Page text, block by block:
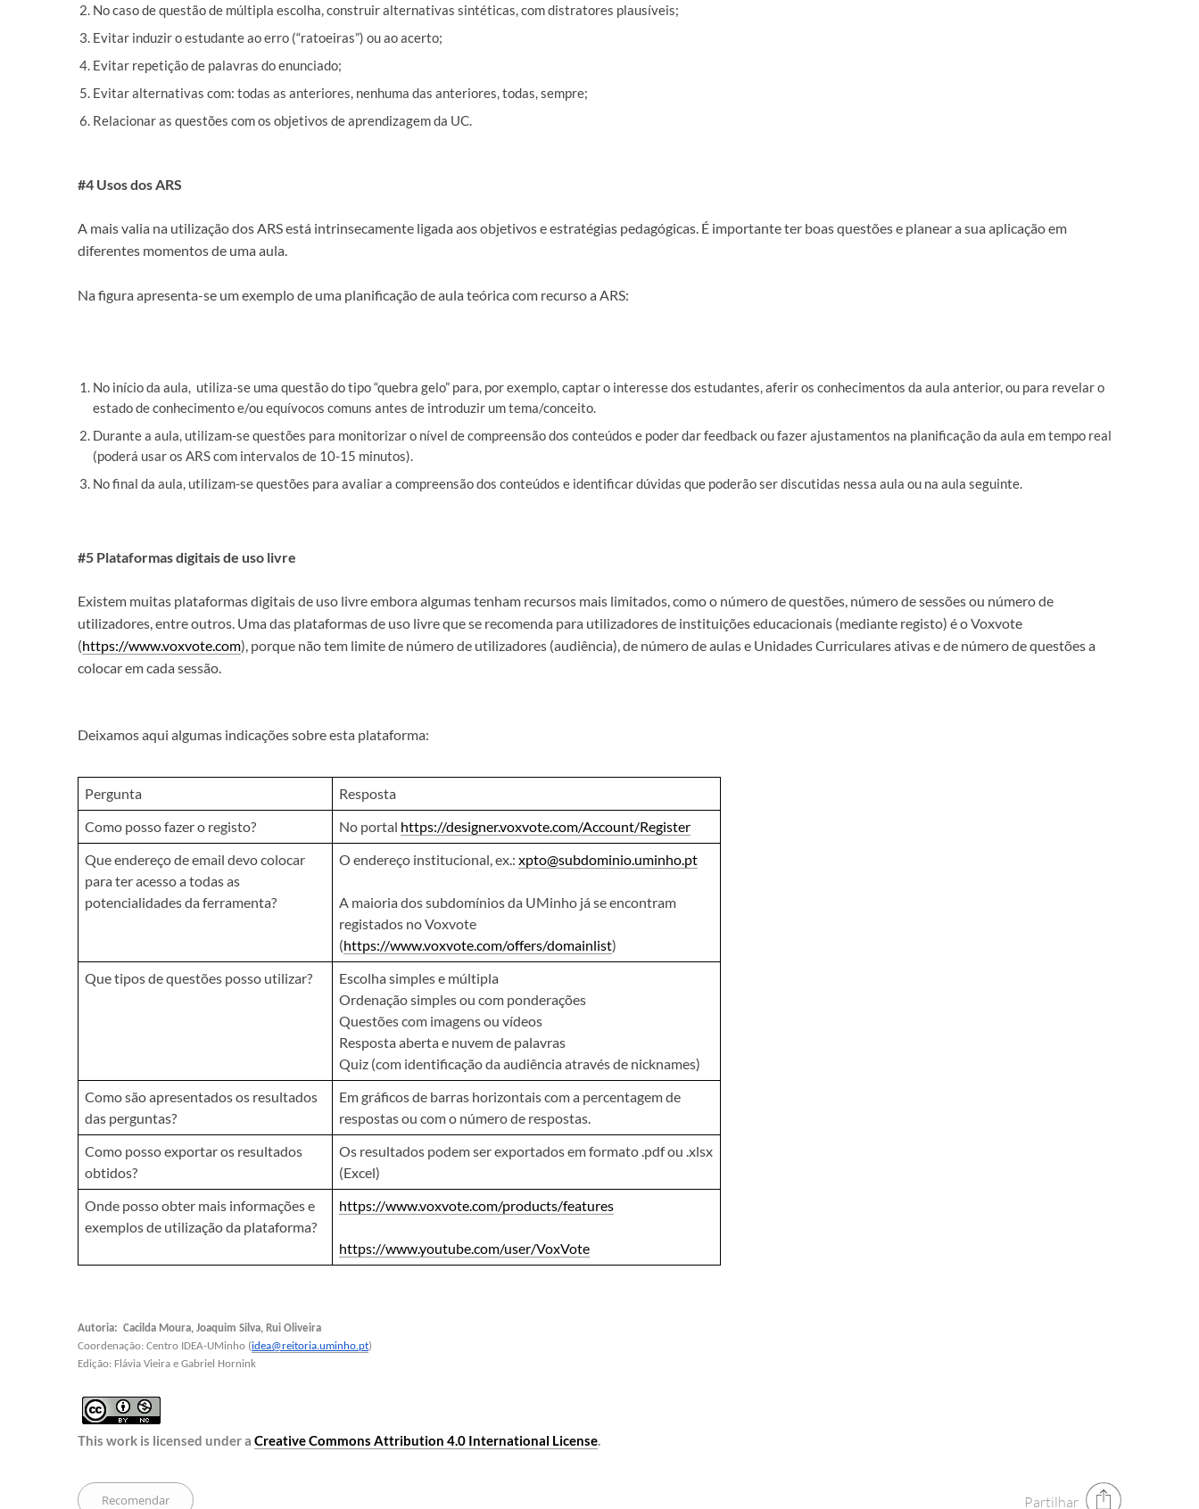
No caso de questão de múltipla escolha, construir alternativas sintéticas, com distratores plausíveis;
Evitar induzir o estudante ao erro (“ratoeiras”) ou ao acerto;
Evitar repetição de palavras do enunciado;
Evitar alternativas com: todas as anteriores, nenhuma das anteriores, todas, sempre;
Relacionar as questões com os objetivos de aprendizagem da UC.
#4 Usos dos ARS
A mais valia na utilização dos ARS está intrinsecamente ligada aos objetivos e estratégias pedagógicas. É importante ter boas questões e planear a sua aplicação em
diferentes momentos de uma aula.
Na figura apresenta-se um exemplo de uma planificação de aula teórica com recurso a ARS:
No início da aula, utiliza-se uma questão do tipo “quebra gelo” para, por exemplo, captar o interesse dos estudantes, aferir os conhecimentos da aula anterior, ou para revelar o
estado de conhecimento e/ou equívocos comuns antes de introduzir um tema/conceito.
Durante a aula, utilizam-se questões para monitorizar o nível de compreensão dos conteúdos e poder dar feedback ou fazer ajustamentos na planificação da aula em tempo real
(poderá usar os ARS com intervalos de 10-15 minutos).
No final da aula, utilizam-se questões para avaliar a compreensão dos conteúdos e identificar dúvidas que poderão ser discutidas nessa aula ou na aula seguinte.
#5 Plataformas digitais de uso livre
Existem muitas plataformas digitais de uso livre embora algumas tenham recursos mais limitados, como o número de questões, número de sessões ou número de
utilizadores, entre outros. Uma das plataformas de uso livre que se recomenda para utilizadores de instituições educacionais (mediante registo) é o Voxvote
(https://www.voxvote.com), porque não tem limite de número de utilizadores (audiência), de número de aulas e Unidades Curriculares ativas e de número de questões a
colocar em cada sessão.
Deixamos aqui algumas indicações sobre esta plataforma:
Pergunta
Resposta
Como posso fazer o registo?
No portal https://designer.voxvote.com/Account/Register
Que endereço de email devo colocar
para ter acesso a todas as
potencialidades da ferramenta?
O endereço institucional, ex.: xpto@subdominio.uminho.pt
A maioria dos subdomínios da UMinho já se encontram
registados no Voxvote
(https://www.voxvote.com/offers/domainlist)
Que tipos de questões posso utilizar?
Escolha simples e múltipla
Ordenação simples ou com ponderações
Questões com imagens ou vídeos
Resposta aberta e nuvem de palavras
Quiz (com identificação da audiência através de nicknames)
Como são apresentados os resultados
das perguntas?
Em gráficos de barras horizontais com a percentagem de
respostas ou com o número de respostas.
Como posso exportar os resultados
obtidos?
Os resultados podem ser exportados em formato .pdf ou .xlsx
(Excel)
Onde posso obter mais informações e
exemplos de utilização da plataforma?
https://www.voxvote.com/products/features
https://www.youtube.com/user/VoxVote
Autoria:  Cacilda Moura, Joaquim Silva, Rui Oliveira
Coordenação: Centro IDEA-UMinho (idea@reitoria.uminho.pt)
Edição: Flávia Vieira e Gabriel Hornink
This work is licensed under a Creative Commons Attribution 4.0 International License.​
Partilhar